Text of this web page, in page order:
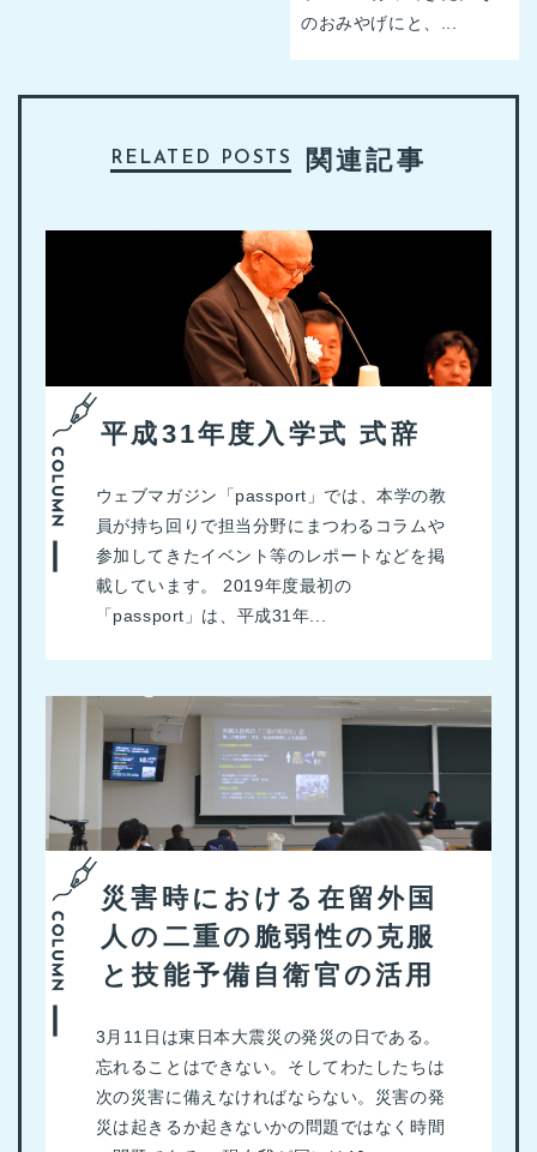
のおみやげにと、...
RELATED POSTS 関連記事
平成31年度入学式 式辞
ウェブマガジン「passport」では、本学の教
員が持ち回りで担当分野にまつわるコラムや
参加してきたイベント等のレポートなどを掲
載しています。 2019年度最初の
「passport」は、平成31年...
災害時における在留外国
人の二重の脆弱性の克服
と技能予備自衛官の活用
3月11日は東日本大震災の発災の日である。
忘れることはできない。そしてわたしたちは
次の災害に備えなければならない。災害の発
災は起きるか起きないかの問題ではなく時間